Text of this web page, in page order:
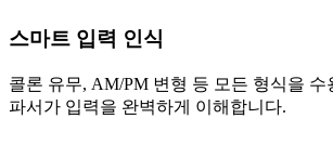
스마트 입력 인식
콜론 유무, AM/PM 변형 등 모든 형식을 수
파서가 입력을 완벽하게 이해합니다.